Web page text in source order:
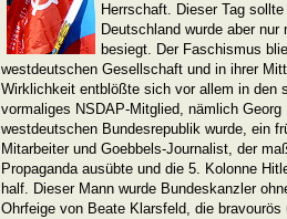
Herrschaft. Dieser Tag
Deutschland wurde aber
besiegt. Der Faschismus
westdeutschen Gesellschaft und in ihrer
Wirklichkeit entblößte sich vor allem in den
vormaliges NSDAP-Mitglied, nämlich Georg
westdeutschen Bundesrepublik wurde, ein
Mitarbeiter und Goebbels-Journalist, der
Propaganda ausübte und die 5. Kolonne
half. Dieser Mann wurde Bundeskanzler
Ohrfeige von Beate Klarsfeld, die